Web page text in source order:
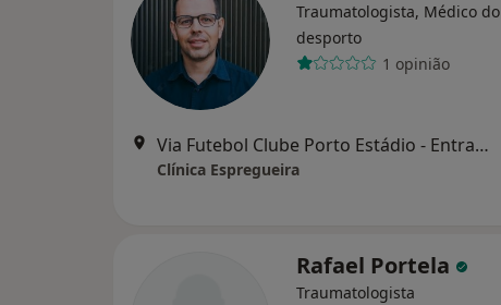
Traumatologista, Médico do
desporto
1 opinião
Via Futebol Clube Porto Estádio - Entrada Nascente, piso -3, Porto
Clínica Espregueira
Rafael Portela
Traumatologista